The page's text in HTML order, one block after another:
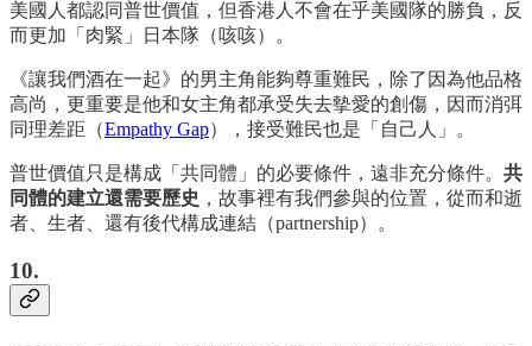
美國人都認同普世價值，但香港人不會在乎美國隊的勝負，反
而更加「肉緊」日本隊（咳咳）。
《讓我們酒在一起》的男主角能夠尊重難民，除了因為他品格
高尚，更重要是他和女主角都承受失去摰愛的創傷，因而消弭
同理差距（Empathy Gap），接受難民也是「自己人」。
普世價值只是構成「共同體」的必要條件，遠非充分條件。 共
同體的建立還需要歷史 ，故事裡有我們參與的位置，從而和逝
者、生者、還有後代構成連結（partnership）。
10.